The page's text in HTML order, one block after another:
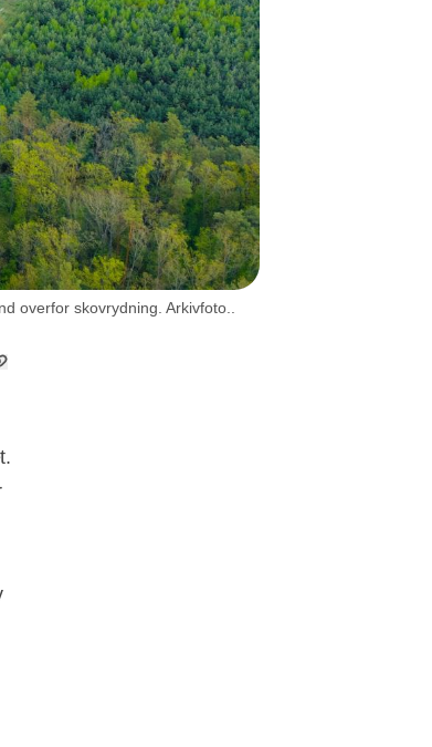
overfor skovrydning. Arkivfoto..